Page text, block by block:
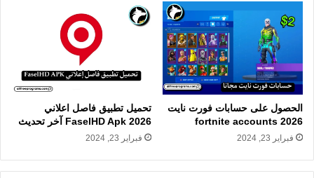
الحصول على حسابات فورت نايت
2026 fortnite accounts
فبراير 23, 2024
تحميل تطبيق فاصل اعلاني
FaselHD Apk 2026 آخر تحديث
فبراير 23, 2024